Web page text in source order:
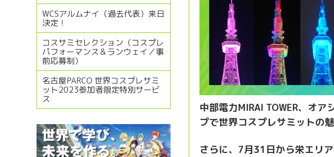
WCSアルムナイ（過去代表）来日
決定！
コスサミセレクション（コスプレ
パフォーマンス＆ランウェイ／事
前応募制）
名古屋PARCO 世界コスプレサミ
ット2023参加者限定特別サービ
ス
中部電力MIRAI TOWER、オ
プで世界コスプレサミットの
さらに、7月31日から栄エリ